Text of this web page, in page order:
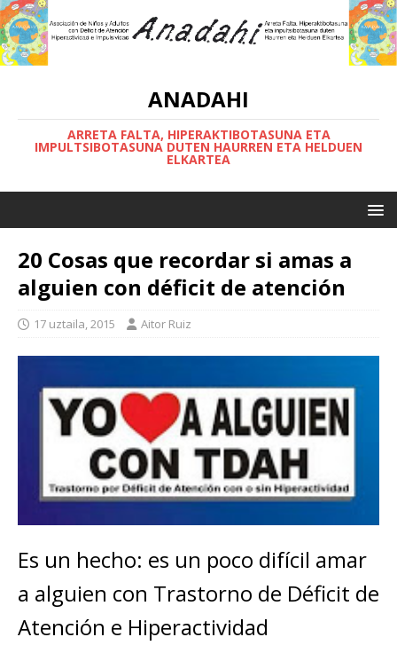
ANADAHI
ARRETA FALTA, HIPERAKTIBOTASUNA ETA
IMPULTSIBOTASUNA DUTEN HAURREN ETA HELDUEN
ELKARTEA
20 Cosas que recordar si amas a
alguien con déficit de atención
17 uztaila, 2015 Aitor Ruiz
Es un hecho: es un poco difícil amar
a alguien con Trastorno de Déficit de
Atención e Hiperactividad